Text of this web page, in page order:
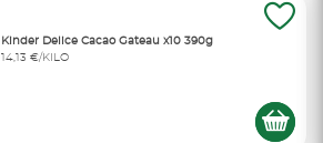
Kinder Delice Cacao Gateau x10 390g
14,13 €/KILO